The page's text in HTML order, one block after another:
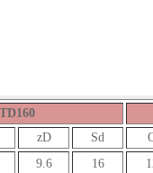
TD160
zD Sd
9.6 16